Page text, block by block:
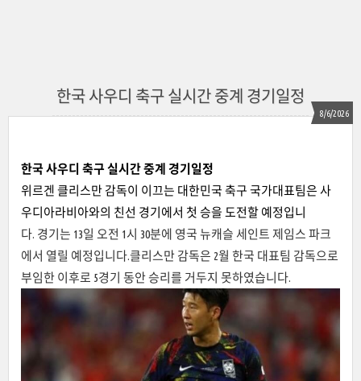
한국 사우디 축구 실시간 중계 경기일정
8/6/2026
한국 사우디 축구 실시간 중계 경기일정
위르겐 클리스만 감독이 이끄는 대한민국 축구 국가대표팀은 사
우디아라비아와의 친선 경기에서 첫 승을 도전할 예정입니
다. 경기는 13일 오전 1시 30분에 영국 뉴캐슬 세인트 제임스 파크
에서 열릴 예정입니다.클리스만 감독은 2월 한국 대표팀 감독으로
부임한 이후로 5경기 동안 승리를 거두지 못하였습니다.